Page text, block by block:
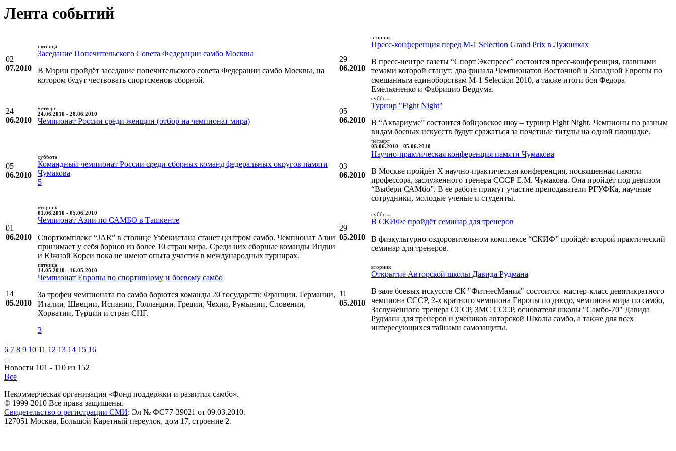
Лента событий
02
07.2010
пятница
Заседание Попечительского Совета Федерации самбо Москвы
В Мэрии пройдёт заседание попечительского совета Федерации самбо Москвы, на
котором будут чествовать спортсменов сборной.
29
06.2010
вторник
Пресс-конференция перед M-1 Selection Grand Prix в Лужниках
В пресс-центре газеты “Спорт Экспресс” состоится пресс-конференция, главными
темами которой станут: два финала Чемпионатов Восточной и Западной Европы по
смешанным единоборствам M-1 Selection 2010, а также итоги боя Федора
Емельяненко и Фабрицио Вердума.
24
06.2010
четверг
24.06.2010 - 28.06.2010
Чемпионат России среди женщин (отбор на чемпионат мира)
05
06.2010
суббота
Турнир "Fight Night"
В “Аквариуме” состоится бойцовское шоу – турнир Fight Night. Чемпионы по разным
видам боевых искусств будут сражаться за почетные титулы на одной площадке.
05
06.2010
суббота
Командный чемпионат России среди сборных команд федеральных округов памяти
Чумакова
5
03
06.2010
четверг
03.06.2010 - 05.06.2010
Научно-практическая конференция памяти Чумакова
В Москве пройдёт X научно-практическая конференция, посвященная памяти
профессора, заслуженного тренера СССР Е.М. Чумакова. Она пройдёт под девизом
“Выбери САМбо”. В ее работе примут участие преподаватели РГУФКа, научные
сотрудники, молодые ученые и студенты.
01
06.2010
вторник
01.06.2010 - 05.06.2010
Чемпионат Азии по САМБО в Ташкенте
Спорткомплекс “JAR” в столице Узбекистана станет центром самбо. Чемпионат Азии
принимает у себя борцов из более 10 стран мира. Среди них сборные команды Индии
и Южной Кореи пока не имеют опыта участия в международных турнирах.
29
05.2010
суббота
В СКИФе пройдёт семинар для тренеров
В физкультурно-оздоровительном комплексе “СКИФ” пройдёт второй практический
семинар для тренеров.
14
05.2010
пятница
14.05.2010 - 16.05.2010
Чемпионат Европы по спортивному и боевому самбо
За трофеи чемпионата по самбо борются команды 20 государств: Франции, Германии,
Италии, Швеции, Испании, Голландии, Греции, Чехии, Румынии, Словении,
Хорватии, Турции и стран СНГ.
3
11
05.2010
вторник
Открытие Авторской школы Давида Рудмана
В зале боевых искусств СК "ФитнесМания" состоится мастер-класс девятикратного
чемпиона СССР, 2-х кратного чемпиона Европы по дзюдо, чемпиона мира по самбо,
Заслуженного тренера СССР, ЗМС СССР, основателя школы "Самбо-70" Давида
Рудмана для тренеров и учеников авторской Школы самбо, а также для всех
интересующихся тайнами самозащиты.
6 7 8 9 10 11 12 13 14 15 16
Новости 101 - 110 из 152
Все
Некоммерческая организация «Фонд поддержки и развития самбо».
© 1999-2010 Все права защищены.
Свидетельство о регистрации СМИ: Эл № ФС77-39021 от 09.03.2010.
127051 Москва, Большой Каретный переулок, дом 17, строение 2.